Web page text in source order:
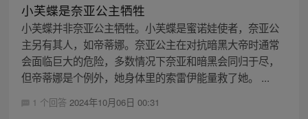
小芙蝶是奈亚公主牺牲
小芙蝶并非奈亚公主牺牲。小芙蝶是蜜诺娃使者，奈亚公
主另有其人，如帝蒂娜。奈亚公主在对抗暗黑大帝时通常
会面临巨大的危险，多数情况下奈亚和暗黑会同归于尽，
但帝蒂娜是个例外，她身体里的索雷伊能量救了她。 ...
1 个回答 2024年10月06日 00:31